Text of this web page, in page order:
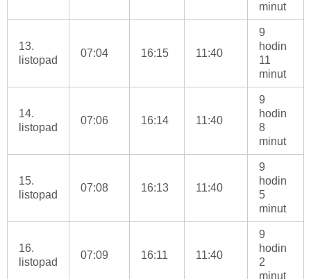
minut
13.
listopad
07:04 16:15 11:40
9
hodin
11
minut
14.
listopad
07:06 16:14 11:40
9
hodin
8
minut
15.
listopad
07:08 16:13 11:40
9
hodin
5
minut
16.
listopad
07:09 16:11 11:40
9
hodin
2
minut